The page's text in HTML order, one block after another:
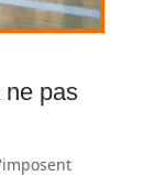
ne pas